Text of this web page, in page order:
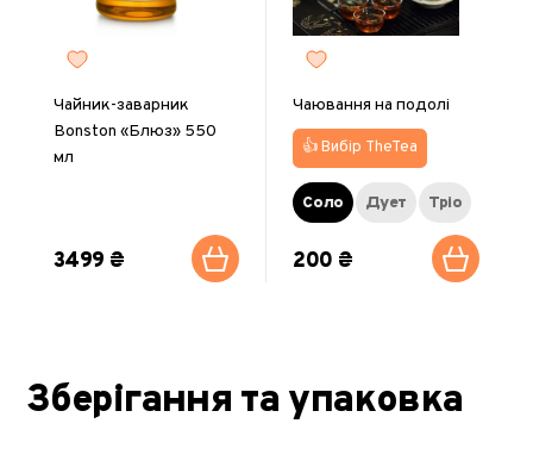
Чайник-заварник
Bonston «Блюз» 550
мл
3499 ₴
Чаювання на подолі
👍 Вибір TheTea
Соло Дует Тріо
200 ₴
Зберігання та упаковка